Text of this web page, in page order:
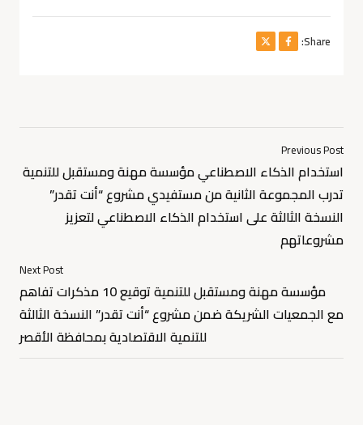
Share:
Previous Post
استخدام الذكاء الاصطناعي مؤسسة مهنة ومستقبل للتنمية
تدرب المجموعة الثانية من مستفيدي مشروع “أنت تقدر”
النسخة الثالثة على استخدام الذكاء الاصطناعي لتعزيز
مشروعاتهم
Next Post
مؤسسة مهنة ومستقبل للتنمية توقيع 10 مذكرات تفاهم
مع الجمعيات الشريكة ضمن مشروع “أنت تقدر” النسخة الثالثة
للتنمية الاقتصادية بمحافظة الأقصر